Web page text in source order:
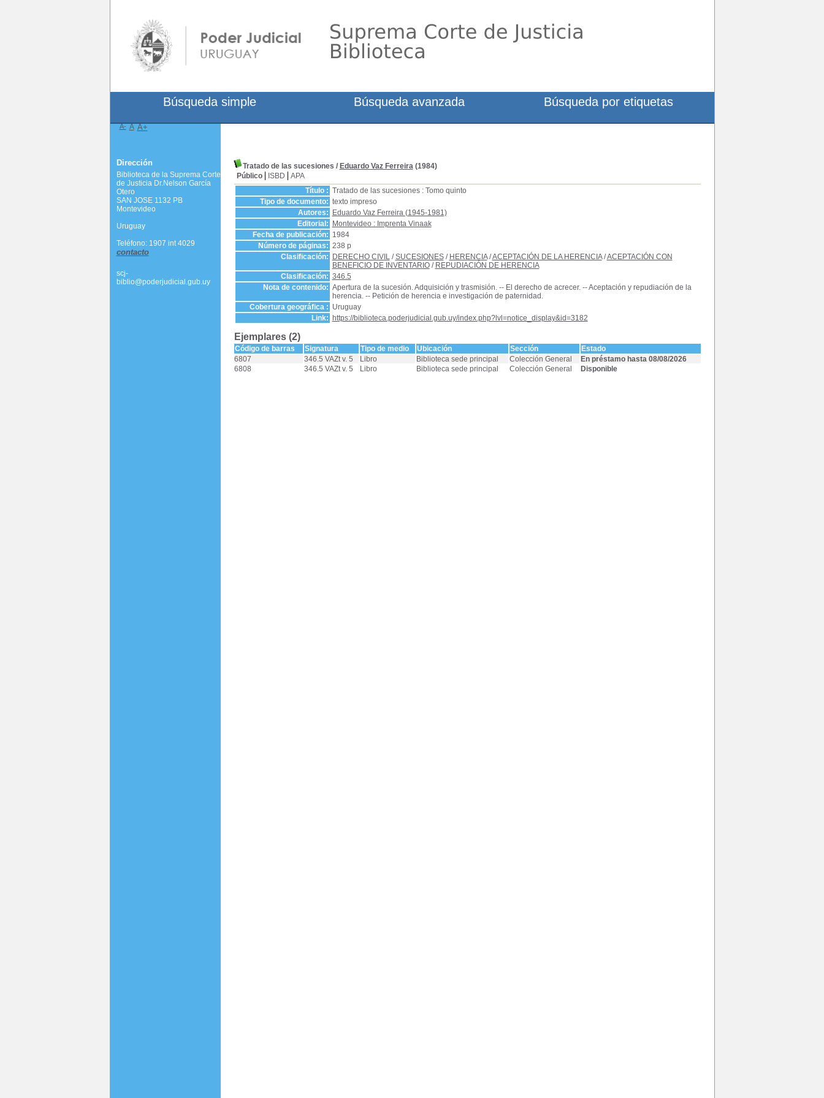
Tratado de las sucesiones / Eduardo Vaz Ferreira(1984)
Público
ISBD
APA
Título : Tratado de las sucesiones : Tomo quinto
Tipo de documento: texto impreso
Autores:
Eduardo Vaz Ferreira (1945-1981)
Editorial:
Montevideo : Imprenta Vinaak
Fecha de publicación: 1984
Número de páginas: 238 p
Clasificación:
DERECHO CIVIL/SUCESIONES/ HERENCIA/ACEPTACIÓN DE LA HERENCIA/ACEPTACIÓN CON
BENEFICIO DE INVENTARIO/ REPUDIACIÓN DE HERENCIA
Clasificación: 346.5
Nota de contenido: Apertura de la sucesión. Adquisición y trasmisión. -- El derecho de acrecer. -- Aceptación y repudiación de la
herencia. -- Petición de herencia e investigación de paternidad.
Cobertura geográfica : Uruguay
Link:
https://biblioteca.poderjudicial.gub.uy/index.php?lvl=notice_display&id=3182
Ejemplares (2)
Código de barras Signatura Tipo de medio Ubicación Sección
Estado
6807
346.5 VAZt v. 5 Libro Biblioteca sede principal Colección General
En préstamo hasta 08/08/2026
6808
346.5 VAZt v. 5 Libro Biblioteca sede principal Colección General Disponible
Búsqueda simple Búsqueda avanzada Búsqueda por etiquetas
A- A A+
Dirección
Biblioteca de la Suprema Corte
de Justicia Dr.Nelson García
Otero
SAN JOSE 1132 PB
Montevideo
Uruguay
Teléfono: 1907 int 4029
contacto
scj-
biblio@poderjudicial.gub.uy